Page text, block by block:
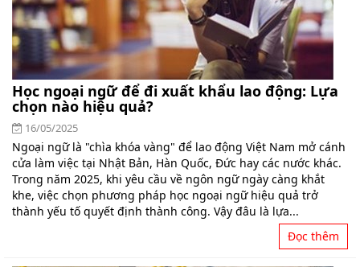
Học ngoại ngữ để đi xuất khẩu lao động: Lựa
chọn nào hiệu quả?
16/05/2025
Ngoại ngữ là "chìa khóa vàng" để lao động Việt Nam mở cánh
cửa làm việc tại Nhật Bản, Hàn Quốc, Đức hay các nước khác.
Trong năm 2025, khi yêu cầu về ngôn ngữ ngày càng khắt
khe, việc chọn phương pháp học ngoại ngữ hiệu quả trở
thành yếu tố quyết định thành công. Vậy đâu là lựa...
Đọc thêm